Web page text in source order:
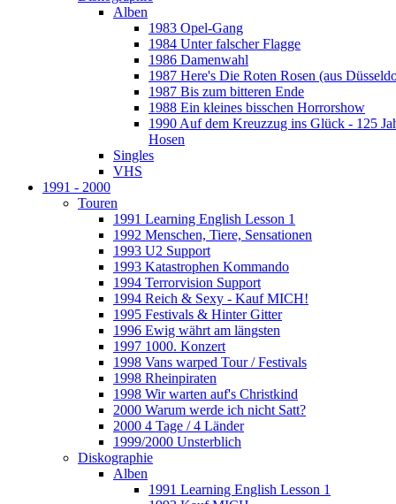
Alben
1983 Opel-Gang
1984 Unter falscher Flagge
1986 Damenwahl
1987 Here's Die Roten Rosen (aus
1987 Bis zum bitteren Ende
1988 Ein kleines bisschen Horrorshow
1990 Auf dem Kreuzzug ins Glück - 125
Hosen
Singles
VHS
1991 - 2000
Touren
1991 Learning English Lesson 1
1992 Menschen, Tiere, Sensationen
1993 U2 Support
1993 Katastrophen Kommando
1994 Terrorvision Support
1994 Reich & Sexy - Kauf MICH!
1995 Festivals & Hinter Gitter
1996 Ewig währt am längsten
1997 1000. Konzert
1998 Vans warped Tour / Festivals
1998 Rheinpiraten
1998 Wir warten auf's Christkind
2000 Warum werde ich nicht Satt?
2000 4 Tage / 4 Länder
1999/2000 Unsterblich
Diskographie
Alben
1991 Learning English Lesson 1